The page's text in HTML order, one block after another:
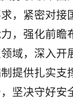
，紧密对接
，强化前瞻
域，深入开
提供扎实支
坚决守好安